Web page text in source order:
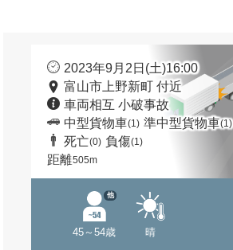
2023年9月2日(土)16:00
富山市上野新町 付近
車両相互 小破事故
中型貨物車(1) 準中型貨物車(1)
死亡(0) 負傷(1)
距離505m
45～54歳
他
晴